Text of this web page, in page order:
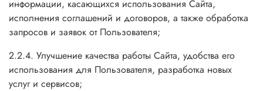
информации, касающихся использования Сайта,
исполнения соглашений и договоров, а также обработка
запросов и заявок от Пользователя;
2.2.4. Улучшение качества работы Сайта, удобства его
использования для Пользователя, разработка новых
услуг и сервисов;